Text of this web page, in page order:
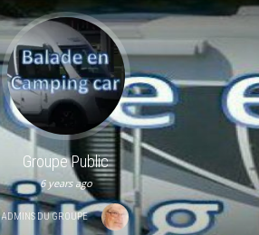
Groupe Public
6 years ago
ADMINS DU GROUPE